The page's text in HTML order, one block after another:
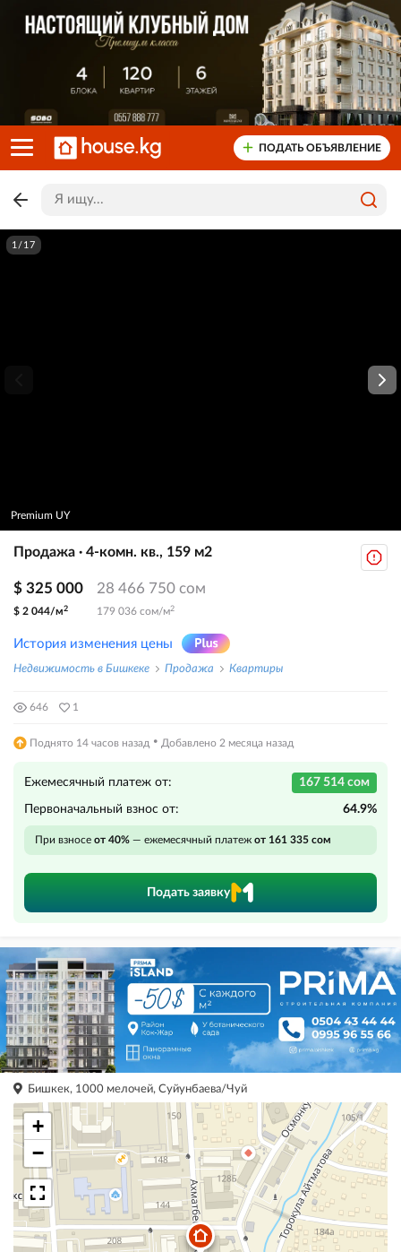
ПОДАТЬ ОБЪЯВЛЕНИЕ
1/17
Premium UY
Продажа · 4-комн. кв., 159 м2
$ 325 000 28 466 750 сом
$ 2 044/м2 179 036 сом/м2
История изменения цены
Недвижимость в Бишкеке Продажа Квартиры
646 1
Поднято 14 часов назад · Добавлено 2 месяца назад
Ежемесячный платеж от: 167 514 сом
Первоначальный взнос от: 64.9%
При взносе от 40% — ежемесячный платеж от 161 335 сом
Подать заявку
Бишкек, 1000 мелочей, Суйунбаева/Чуй
+
−